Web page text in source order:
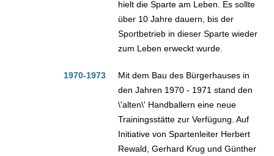
hielt die Sparte am Leben. Es sollte
über 10 Jahre dauern, bis der
Sportbetrieb in dieser Sparte wieder
zum Leben erweckt wurde.
1970-1973
Mit dem Bau des Bürgerhauses in
den Jahren 1970 - 1971 stand den
\'alten\' Handballern eine neue
Trainingsstätte zur Verfügung. Auf
Initiative von Spartenleiter Herbert
Rewald, Gerhard Krug und Günther